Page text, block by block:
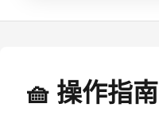
🧺 操作指南